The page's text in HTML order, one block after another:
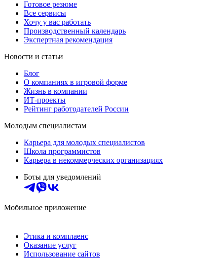
Готовое резюме
Все сервисы
Хочу у вас работать
Производственный календарь
Экспертная рекомендация
Новости и статьи
Блог
О компаниях в игровой форме
Жизнь в компании
ИТ-проекты
Рейтинг работодателей России
Молодым специалистам
Карьера для молодых специалистов
Школа программистов
Карьера в некоммерческих организациях
Боты для уведомлений
Мобильное приложение
Этика и комплаенс
Оказание услуг
Использование сайтов